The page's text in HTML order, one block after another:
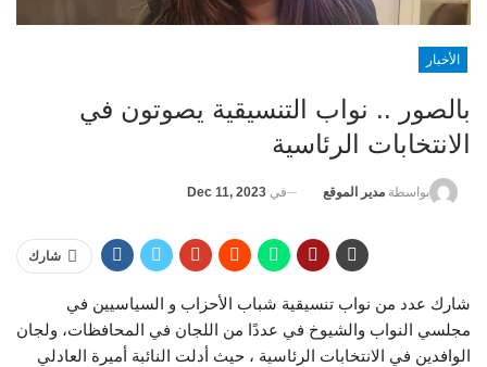
الأخبار
بالصور .. نواب التنسيقية يصوتون في
الانتخابات الرئاسية
بواسطة مدير الموقع في Dec 11, 2023
شارك
شارك عدد من نواب تنسيقية شباب الأحزاب و السياسيين في
مجلسي النواب والشيوخ في عددًا من اللجان في المحافظات، ولجان
الوافدين في الانتخابات الرئاسية ، حيث أدلت النائبة أميرة العادلي